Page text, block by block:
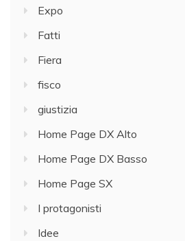
Expo
Fatti
Fiera
fisco
giustizia
Home Page DX Alto
Home Page DX Basso
Home Page SX
I protagonisti
Idee